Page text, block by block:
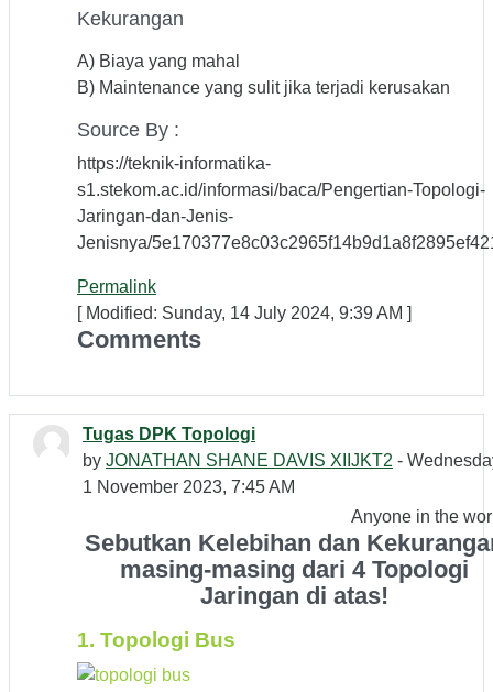
Kekurangan
A) Biaya yang mahal
B) Maintenance yang sulit jika terjadi kerusakan
Source By :
https://teknik-informatika-
s1.stekom.ac.id/informasi/baca/Pengertian-Topologi-
Jaringan-dan-Jenis-
Jenisnya/
Permalink
[ Modified: Sunday, 14 July 2024, 9:39 AM ]
Comments
Tugas DPK Topologi
by JONATHAN SHANE DAVIS XIIJKT2 -
1 November 2023, 7:45 AM
Anyone in the
Sebutkan Kelebihan dan
masing-masing dari 4 Topologi
Jaringan di atas!
1. Topologi Bus